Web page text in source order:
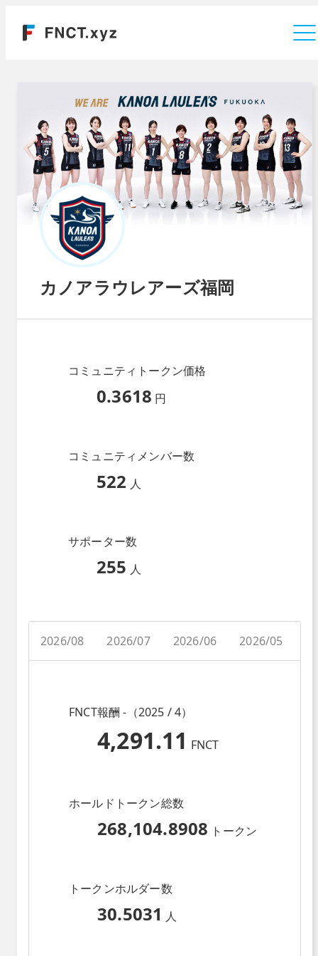
カノアラウレアーズ福岡
コミュニティトークン価格
0.3618 円
コミュニティメンバー数
522 人
サポーター数
255 人
2026/08 2026/07 2026/06 2026/05
FNCT報酬 -（2025 / 4）
4,291.11 FNCT
ホールドトークン総数
268,104.8908 トークン
トークンホルダー数
30.5031 人